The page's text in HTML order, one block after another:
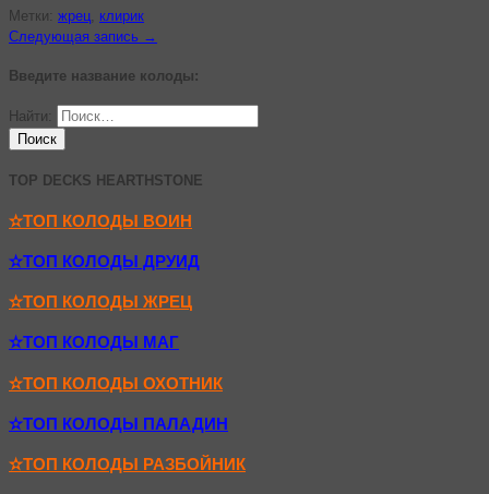
Метки: жрец клирик
Следующая запись →
Введите название колоды:
Найти:
TOP DECKS HEARTHSTONE
✫ТОП КОЛОДЫ ВОИН
✫ТОП КОЛОДЫ ДРУИД
✫ТОП КОЛОДЫ ЖРЕЦ
✫ТОП КОЛОДЫ МАГ
✫ТОП КОЛОДЫ ОХОТНИК
✫ТОП КОЛОДЫ ПАЛАДИН
✫ТОП КОЛОДЫ РАЗБОЙНИК